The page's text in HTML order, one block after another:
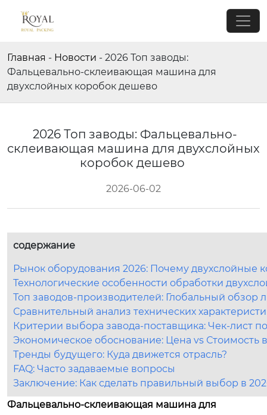
Главная - Новости - 2026 Топ заводы:
Фальцевально-склеивающая машина для
двухслойных коробок дешево
2026 Топ заводы: Фальцевально-
склеивающая машина для двухслойных
коробок дешево
2026-06-02
содержание
Рынок оборудования 2026: Почему двухслойные
Технологические особенности обработки
Топ заводов-производителей: Глобальный обзор
Сравнительный анализ технических
Критерии выбора завода-поставщика: Чек-лист
Экономическое обоснование: Цена vs Стоимость
Тренды будущего: Куда движется отрасль?
FAQ: Часто задаваемые вопросы
Заключение: Как сделать правильный выбор в
Фальцевально-склеивающая машина для